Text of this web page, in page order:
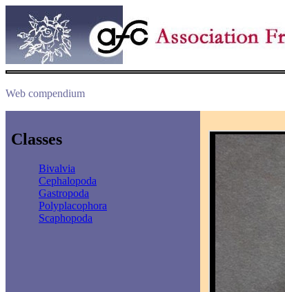
Web compendium
Classes
Bivalvia
Cephalopoda
Gastropoda
Polyplacophora
Scaphopoda